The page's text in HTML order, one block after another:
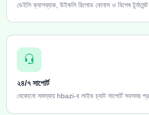
ডেইলি ক্যাশব্যাক, উইকলি রিলোড বোনাস ও বিশেষ
২৪/৭ সাপোর্ট
যেকোনো সমস্যায় hbazi-র লাইভ চ্যাট সাপোর্ট সবসময়